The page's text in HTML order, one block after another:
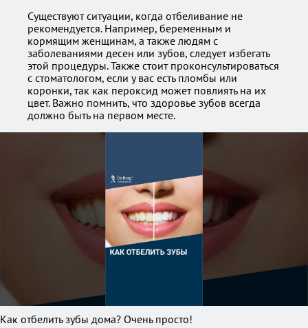
Существуют ситуации, когда отбеливание не
рекомендуется. Например, беременным и
кормящим женщинам, а также людям с
заболеваниями десен или зубов, следует избегать
этой процедуры. Также стоит проконсультироваться
с стоматологом, если у вас есть пломбы или
коронки, так как пероксид может повлиять на их
цвет. Важно помнить, что здоровье зубов всегда
должно быть на первом месте.
Как отбелить зубы дома? Очень просто!